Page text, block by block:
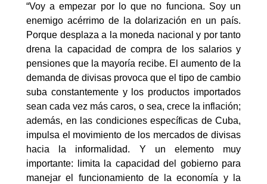
“Voy a empezar por lo que no funciona. Soy un
enemigo acérrimo de la dolarización en un país.
Porque desplaza a la moneda nacional y por tanto
drena la capacidad de compra de los salarios y
pensiones que la mayoría recibe. El aumento de la
demanda de divisas provoca que el tipo de cambio
suba constantemente y los productos importados
sean cada vez más caros, o sea, crece la inflación;
además, en las condiciones específicas de Cuba,
impulsa el movimiento de los mercados de divisas
hacia la informalidad. Y un elemento muy
importante: limita la capacidad del gobierno para
manejar el funcionamiento de la economía y la